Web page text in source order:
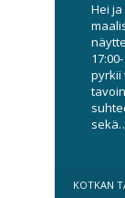
Hei
pyrkii
POSTED
KOTKAN